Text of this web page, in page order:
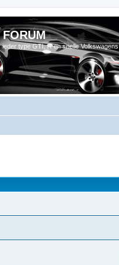
ieder type GTI, R en snelle Volkswagens